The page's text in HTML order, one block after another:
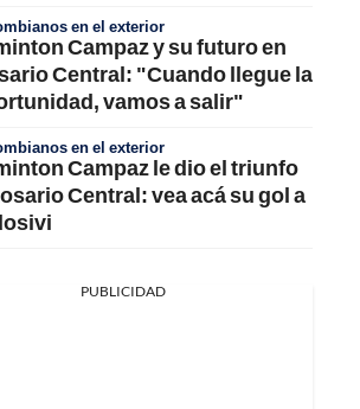
en el exterior
Campaz y su futuro en
Central: "Cuando llegue la
vamos a salir"
en el exterior
Campaz le dio el triunfo
Central: vea acá su gol a
PUBLICIDAD